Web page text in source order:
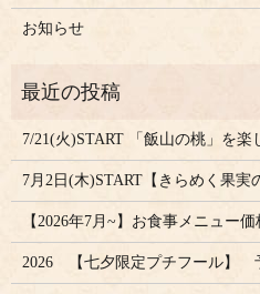
お知らせ
7/21(火)START 「飯山の桃」を楽
7月2日(木)START【きらめく果実
【2026年7月~】お食事メニュー
2026 【七夕限定プチフール】